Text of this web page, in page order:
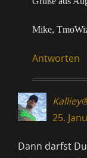
Mike,
Antworten
25.
Dann darfst